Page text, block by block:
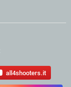
all4shooters.it